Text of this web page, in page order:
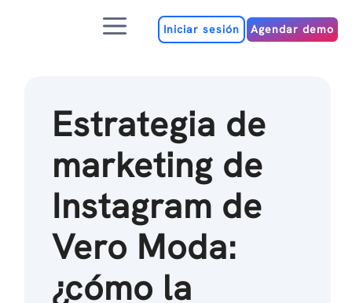
MenúIniciar sesión Agendar demo
Estrategia de
marketing de
Instagram de
Vero Moda:
¿cómo la